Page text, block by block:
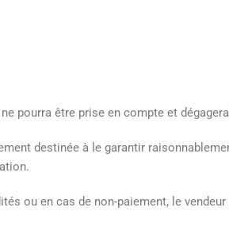
pourra être prise en compte et
destinée à le garantir
ou en cas de non-paiement, le